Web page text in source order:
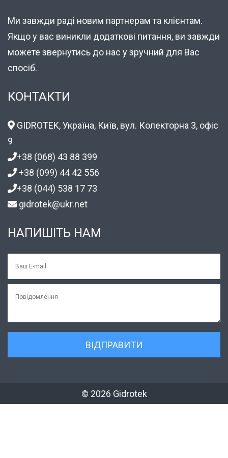
Ми завжди раді новим партнерам та клієнтам.
Якщо у вас виникли додаткові питання, ви завжди
можете звернутись до нас у зручний для Вас
спосіб.
КОНТАКТИ
GIDROTEK, Україна, Київ, вул. Колекторна 3, офіс
9
+38 (068) 43 88 399
+38 (099) 44 42 556
+38 (044) 538 17 73
gidrotek@ukr.net
НАПИШІТЬ НАМ
© 2026 Gidrotek